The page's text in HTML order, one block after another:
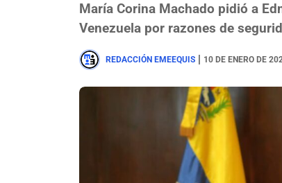
María Corina Machado pidió a
Venezuela por razones de
REDACCIÓN EMEEQUIS 10 DE ENERO DE